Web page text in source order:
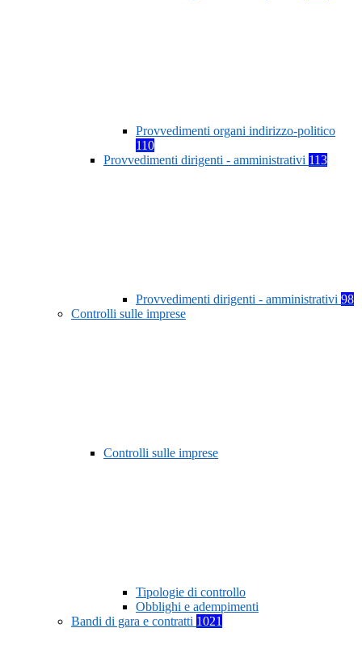
Provvedimenti organi indirizzo-politico
110
Provvedimenti dirigenti - amministrativi 113
Provvedimenti dirigenti - amministrativi 98
Controlli sulle imprese
Controlli sulle imprese
Tipologie di controllo
Obblighi e adempimenti
Bandi di gara e contratti 1021